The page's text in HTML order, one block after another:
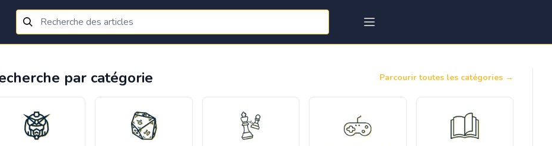
par catégorie Parcourir toutes les catégories →